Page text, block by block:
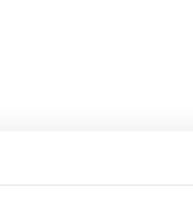
gjeldende satser for regionen.